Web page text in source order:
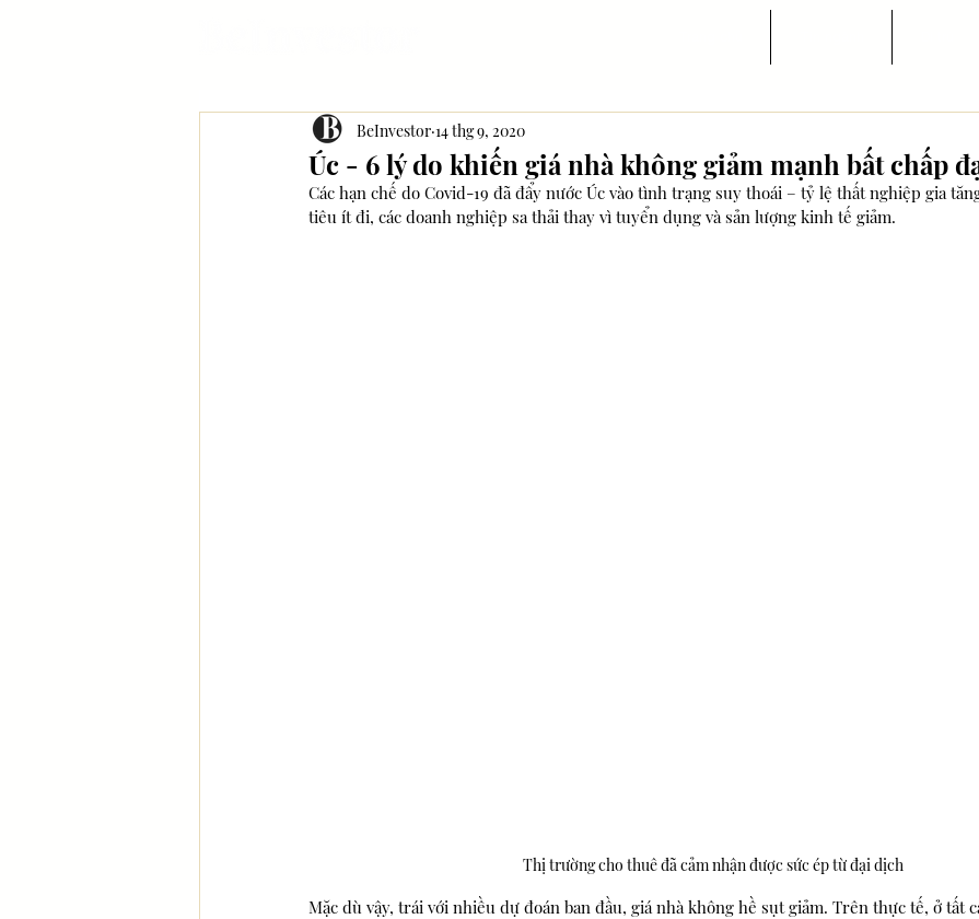
Úc - 6 lý do khiến giá nhà không giảm mạnh bất chấp
BeInvestor 14 thg 9, 2020
Các hạn chế do Covid-19 đã đẩy nước Úc vào tình trạng suy thoái – tỷ lệ thất nghiệp gia
tiêu ít đi, các doanh nghiệp sa thải thay vì tuyển dụng và sản lượng kinh tế giảm.
Thị trường cho thuê đã cảm nhận được sức ép từ đại dịch
Mặc dù vậy, trái với nhiều dự đoán ban đầu, giá nhà không hề sụt giảm. Trên thực tế, ở tất